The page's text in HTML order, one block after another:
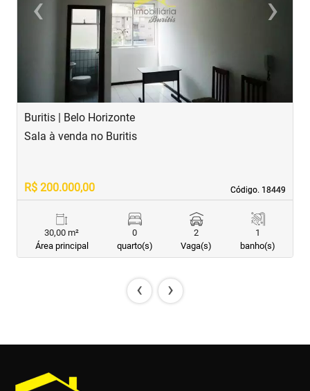
Previous Next
Buritis | Belo Horizonte
Código. 18449
Código. 18449
Sala à venda no Buritis
R$ 200.000,00
30,00 m²
Área principal
0
quarto(s)
2
Vaga(s)
1
banho(s)
‹ ›